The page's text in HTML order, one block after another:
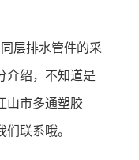
层排水管件的采
介绍，不知道是
山市多通塑胶
联系哦。